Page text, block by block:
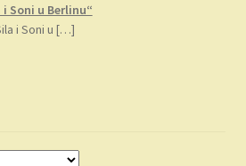
Soni u Berlinu“
i Soni u […]